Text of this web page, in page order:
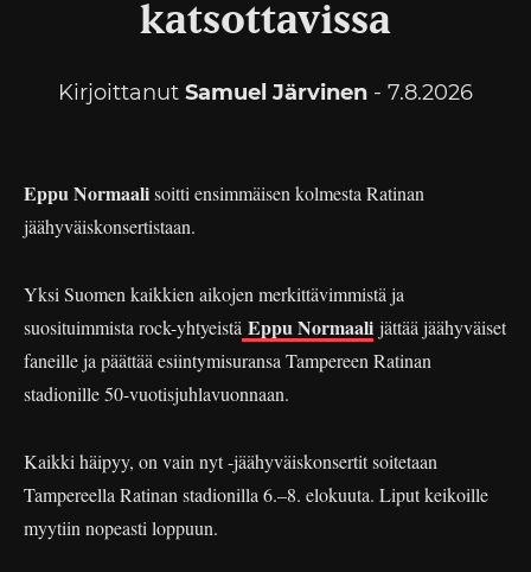
katsottavissa
Kirjoittanut Samuel Järvinen - 7.8.2026
Eppu Normaalisoitti ensimmäisen kolmesta Ratinan
jäähyväiskonsertistaan.
Yksi Suomen kaikkien aikojen merkittävimmistä ja
suosituimmista rock-yhtyeistä Eppu Normaali jättää jäähyväiset
faneille ja päättää esiintymisuransa Tampereen Ratinan
stadionille 50-vuotisjuhlavuonnaan.
Kaikki häipyy, on vain nyt -jäähyväiskonsertit soitetaan
Tampereella Ratinan stadionilla 6.–8. elokuuta. Liput keikoille
myytiin nopeasti loppuun.